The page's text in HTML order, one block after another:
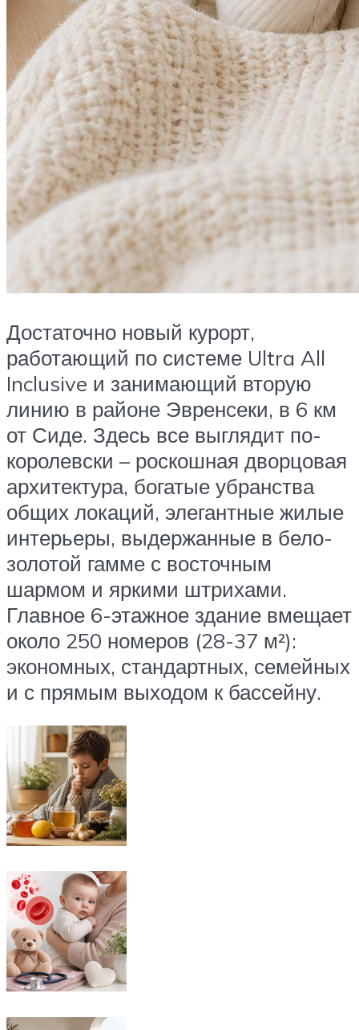
Достаточно новый курорт,
работающий по системе Ultra All
Inclusive и занимающий вторую
линию в районе Эвренсеки, в 6 км
от Сиде. Здесь все выглядит по-
королевски – роскошная дворцовая
архитектура, богатые убранства
общих локаций, элегантные жилые
интерьеры, выдержанные в бело-
золотой гамме с восточным
шармом и яркими штрихами.
Главное 6-этажное здание вмещает
около 250 номеров (28-37 м²):
экономных, стандартных, семейных
и с прямым выходом к бассейну.